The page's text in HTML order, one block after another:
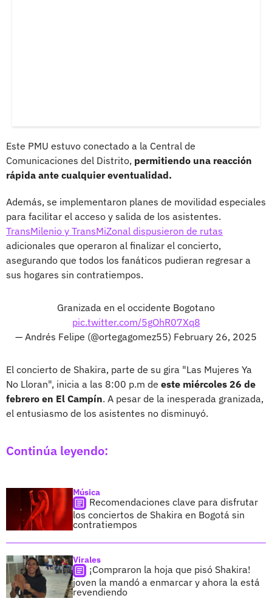
Este PMU estuvo conectado a la Central de
Comunicaciones del Distrito, permitiendo una reacción
rápida ante cualquier eventualidad.
Además, se implementaron planes de movilidad especiales
para facilitar el acceso y salida de los asistentes.
TransMilenio y TransMiZonal dispusieron de rutas
adicionales que operaron al finalizar el concierto,
asegurando que todos los fanáticos pudieran regresar a
sus hogares sin contratiempos.
Granizada en el occidente Bogotano
pic.twitter.com/5gOhR07Xq8
— Andrés Felipe (@ortegagomez55) February 26, 2025
El concierto de Shakira, parte de su gira "Las Mujeres Ya
No Lloran", inicia a las 8:00 p.m de este miércoles 26 de
febrero en El Campín. A pesar de la inesperada granizada,
el entusiasmo de los asistentes no disminuyó.
Continúa leyendo:
Música
Recomendaciones clave para disfrutar
los conciertos de Shakira en Bogotá sin
contratiempos
Virales
¡Compraron la hoja que pisó Shakira!
joven la mandó a enmarcar y ahora la está
revendiendo